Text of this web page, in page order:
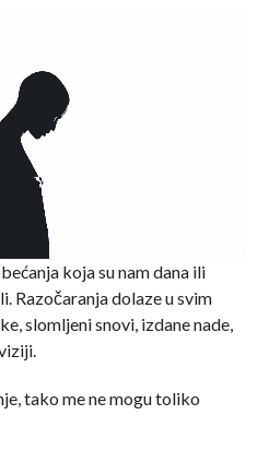
koja su nam dana ili
Razočaranja dolaze u svim
slomljeni snovi, izdane nade,
tako me ne mogu toliko